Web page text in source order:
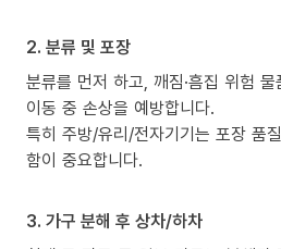
2. 분류 및 포장
분류를 먼저 하고, 깨짐·흠집 위험
이동 중 손상을 예방합니다.
특히 주방/유리/전자기기는 포장 품
함이 중요합니다.
3. 가구 분해 후 상차/하차